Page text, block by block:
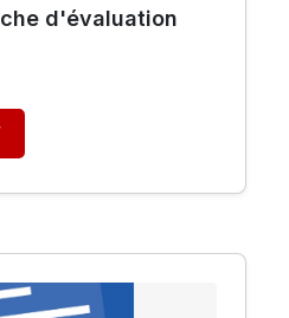
d'évaluation